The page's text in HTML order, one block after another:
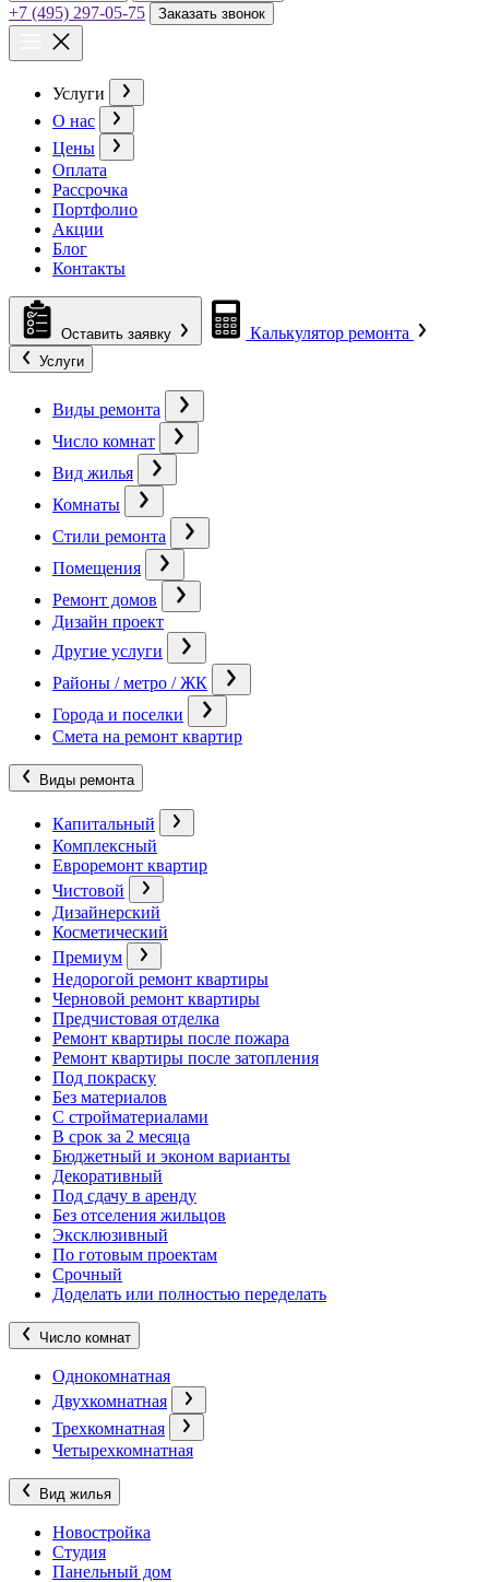
+7 (495) 297-05-75
Заказать звонок
Услуги
О нас
Цены
Оплата
Рассрочка
Портфолио
Акции
Блог
Контакты
Оставить заявку Калькулятор ремонта
Услуги
Виды ремонта
Число комнат
Вид жилья
Комнаты
Стили ремонта
Помещения
Ремонт домов
Дизайн проект
Другие услуги
Районы / метро / ЖК
Города и поселки
Смета на ремонт квартир
Виды ремонта
Капитальный
Комплексный
Евроремонт квартир
Чистовой
Дизайнерский
Косметический
Премиум
Недорогой ремонт квартиры
Черновой ремонт квартиры
Предчистовая отделка
Ремонт квартиры после пожара
Ремонт квартиры после затопления
Под покраску
Без материалов
С стройматериалами
В срок за 2 месяца
Бюджетный и эконом варианты
Декоративный
Под сдачу в аренду
Без отселения жильцов
Эксклюзивный
По готовым проектам
Срочный
Доделать или полностью переделать
Число комнат
Однокомнатная
Двухкомнатная
Трехкомнатная
Четырехкомнатная
Вид жилья
Новостройка
Студия
Панельный дом